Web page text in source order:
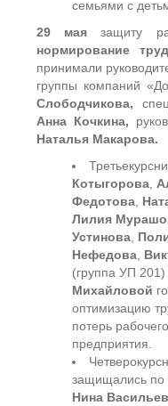
семьями с
29 маязащиту
нормирование
принимали
группы компаний
Слободчикова,
Анна Кочкина,
Наталья Макарова.
Котыгорова
Федотова
Лилия
Устинова
Нефедова
(группа УП 201)
Михайловой
оптимизацию
потерь
предприятия.
защищались по
Нина